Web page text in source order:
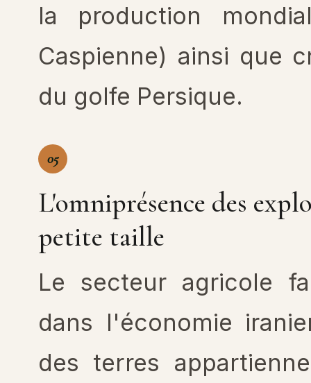
la production
Caspienne) ainsi que
du golfe Persique.
05
L'omniprésence des
petite taille
Le secteur agricole
dans l'économie
des terres